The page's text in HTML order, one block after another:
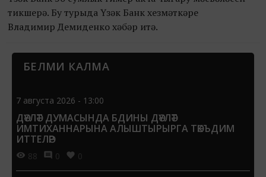
тикшерә. Бу турыда Үзәк Банк хезмәткәре
Владимир Демиденко хәбәр итә.
БЕЛМИ КАЛМА
7 августа 2026 - 13:00
ДӘҮЛӘТ ДУМАСЫНДА БДИНЫ ДӘҮЛӘТ
ИМТИХАННАРЫНА АЛЫШТЫРЫРГА ТӘКЪДИМ
ИТТЕЛӘР
88 0 0